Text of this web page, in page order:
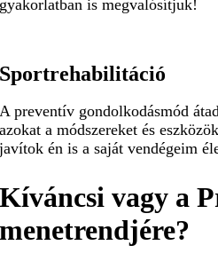
gyakorlatban is megvalósítjuk!
Sportrehabilitáció
A preventív gondolkodásmód
azokat a módszereket és
javítok én is a saját vendégeim
Kíváncsi vagy a
menetrendjére?